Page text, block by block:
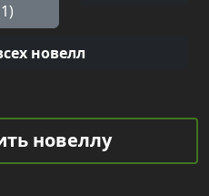
новелл
новеллу